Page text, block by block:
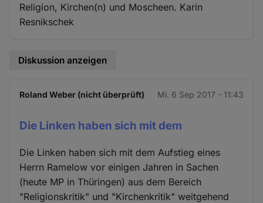
Religion, Kirchen(n) und Moscheen. Karin
Resnikschek
Diskussion anzeigen
Roland Weber (nicht überprüft) Mi. 6 Sep 2017 - 11:43
Die Linken haben sich mit dem
Die Linken haben sich mit dem Aufstieg eines
Herrn Ramelow vor einigen Jahren in Sachen
(heute MP in Thüringen) aus dem Bereich
"Religionskritik" und "Kirchenkritik" weitgehend